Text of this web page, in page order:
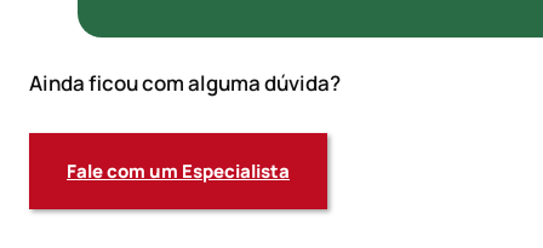
Ainda ficou com alguma dúvida?
Fale com um Especialista